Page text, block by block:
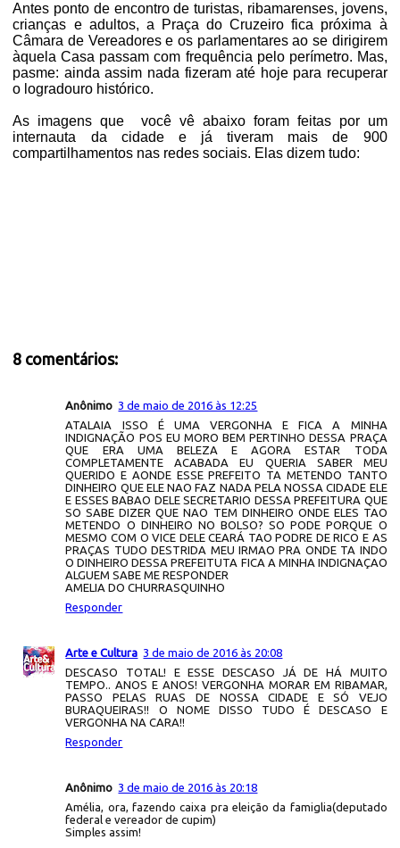
Antes ponto de encontro de turistas, ribamarenses, jovens,
crianças e adultos, a Praça do Cruzeiro fica próxima à
Câmara de Vereadores e os parlamentares ao se dirigirem
àquela Casa passam com frequência pelo perímetro. Mas,
pasme: ainda assim nada fizeram até hoje para recuperar
o logradouro histórico.
As imagens que
você vê abaixo foram feitas por um
internauta da cidade e já tiveram mais de 900
compartilhamentos nas redes sociais. Elas dizem tudo:
8 comentários:
Anônimo 3 de maio de 2016 às 12:25
ATALAIA ISSO É UMA VERGONHA E FICA A MINHA
INDIGNAÇÃO POS EU MORO BEM PERTINHO DESSA PRAÇA
QUE ERA UMA BELEZA E AGORA ESTAR TODA
COMPLETAMENTE ACABADA EU QUERIA SABER MEU
QUERIDO E AONDE ESSE PREFEITO TA METENDO TANTO
DINHEIRO QUE ELE NAO FAZ NADA PELA NOSSA CIDADE ELE
E ESSES BABAO DELE SECRETARIO DESSA PREFEITURA QUE
SO SABE DIZER QUE NAO TEM DINHEIRO ONDE ELES TAO
METENDO O DINHEIRO NO BOLSO? SO PODE PORQUE O
MESMO COM O VICE DELE CEARÁ TAO PODRE DE RICO E AS
PRAÇAS TUDO DESTRIDA MEU IRMAO PRA ONDE TA INDO
O DINHEIRO DESSA PREFEITUTA FICA A MINHA INDIGNAÇAO
ALGUEM SABE ME RESPONDER
AMELIA DO CHURRASQUINHO
Responder
Arte e Cultura 3 de maio de 2016 às 20:08
DESCASO TOTAL! E ESSE DESCASO JÁ DE HÁ MUITO
TEMPO.. ANOS E ANOS! VERGONHA MORAR EM RIBAMAR,
PASSO PELAS RUAS DE NOSSA CIDADE E SÓ VEJO
BURAQUEIRAS!! O NOME DISSO TUDO É DESCASO E
VERGONHA NA CARA!!
Responder
Anônimo 3 de maio de 2016 às 20:18
Amélia, ora, fazendo caixa pra eleição da famiglia(deputado
federal e vereador de cupim)
Simples assim!